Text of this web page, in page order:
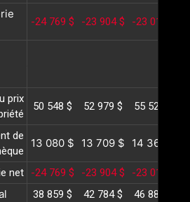
-24 769 $ -23 904 $ -23 013 $
prix
50 548 $ 52 979 $ 55 527 $
de
13 080 $ 13 709 $ 14 368 $
net -24 769 $ -23 904 $ -23 013 $
38 859 $ 42 784 $ 46 882 $